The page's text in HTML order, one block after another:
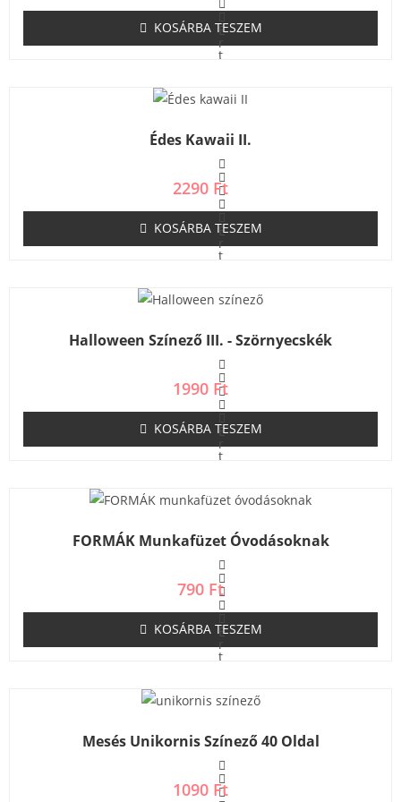
É
r
t
e
l
:
0
/
5
KOSÁRBA TESZEM
Édes Kawaii II.
É
r
t
e
l
s
:
0
/
5
2290 Ft
KOSÁRBA TESZEM
Halloween Színező III. - Szörnyecskék
É
r
t
e
l
:
0
/
5
1990 Ft
KOSÁRBA TESZEM
FORMÁK Munkafüzet Óvodásoknak
É
r
t
e
l
s
:
0
/
5
790 Ft
KOSÁRBA TESZEM
Mesés Unikornis Színező 40 Oldal
1090 Ft